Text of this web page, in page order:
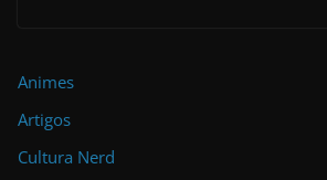
Animes
Artigos
Cultura Nerd